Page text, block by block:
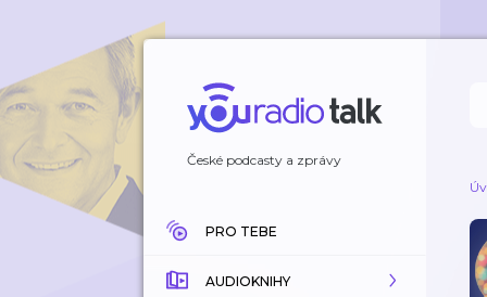
České podcasty a zprávy
PRO TEBE
AUDIOKNIHY